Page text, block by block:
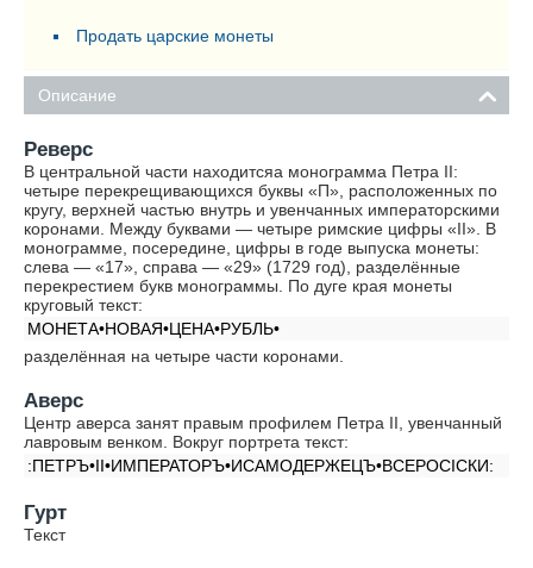
Продать царские монеты
Описание
Реверс
В центральной части находитсяа монограмма Петра II:
четыре перекрещивающихся буквы «П», расположенных по
кругу, верхней частью внутрь и увенчанных императорскими
коронами. Между буквами — четыре римские цифры «II». В
монограмме, посередине, цифры в годе выпуска монеты:
слева — «17», справа — «29» (1729 год), разделённые
перекрестием букв монограммы. По дуге края монеты
круговый текст:
МОНЕТА•НОВАЯ•ЦЕНА•РУБЛЬ•
разделённая на четыре части коронами.
Аверс
Центр аверса занят правым профилем Петра II, увенчанный
лавровым венком. Вокруг портрета текст:
:ПЕТРЪ•II•ИМПЕРАТОРЪ•ИСАМОДЕРЖЕЦЪ•ВСЕРОСIСКИ:
Гурт
Текст